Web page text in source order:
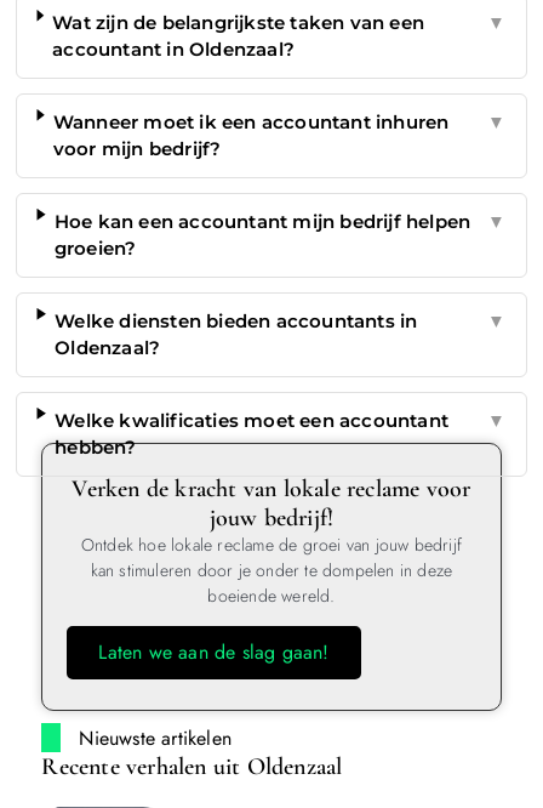
Wat zijn de belangrijkste taken van een
accountant in Oldenzaal?
▼
Wanneer moet ik een accountant inhuren
voor mijn bedrijf?
▼
Hoe kan een accountant mijn bedrijf helpen
groeien?
▼
Welke diensten bieden accountants in
Oldenzaal?
▼
Welke kwalificaties moet een accountant
hebben?
▼
Verken de kracht van lokale reclame voor
jouw bedrijf!
Ontdek hoe lokale reclame de groei van jouw bedrijf
kan stimuleren door je onder te dompelen in deze
boeiende wereld.
Laten we aan de slag gaan!
Nieuwste artikelen
Recente verhalen uit Oldenzaal